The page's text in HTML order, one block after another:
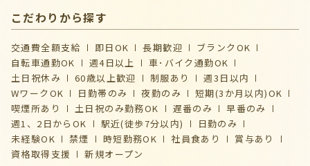
こだわりから探す
交通費全額支給 即日OK 長期歓迎
ブランクOK
自転車通勤OK
週4日以上
車･バイク通勤OK
土日祝休み
60歳以上歓迎 制服あり
週3日以内
WワークOK
日勤帯のみ 夜勤のみ
短期(3か月以内)OK
喫煙所あり
土日祝のみ勤務OK 遅番のみ
早番のみ
週1、2日からOK
駅近(徒歩7分以内)
日勤のみ
未経験OK
禁煙 時短勤務OK 社員食あり
賞与あり
資格取得支援
新規オープン